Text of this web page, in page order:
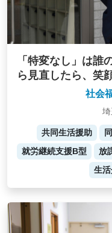
「特変なし」は誰
ら見直したら、笑
社会
共同生活援助
就労継続支援B型
放
生